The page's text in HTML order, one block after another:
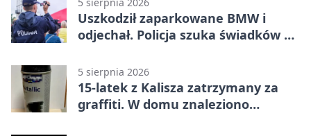
Uszkodził zaparkowane BMW i
odjechał. Policja szuka świadków w
5 sierpnia 2026
15-latek z Kalisza zatrzymany za
graffiti. W domu znaleziono